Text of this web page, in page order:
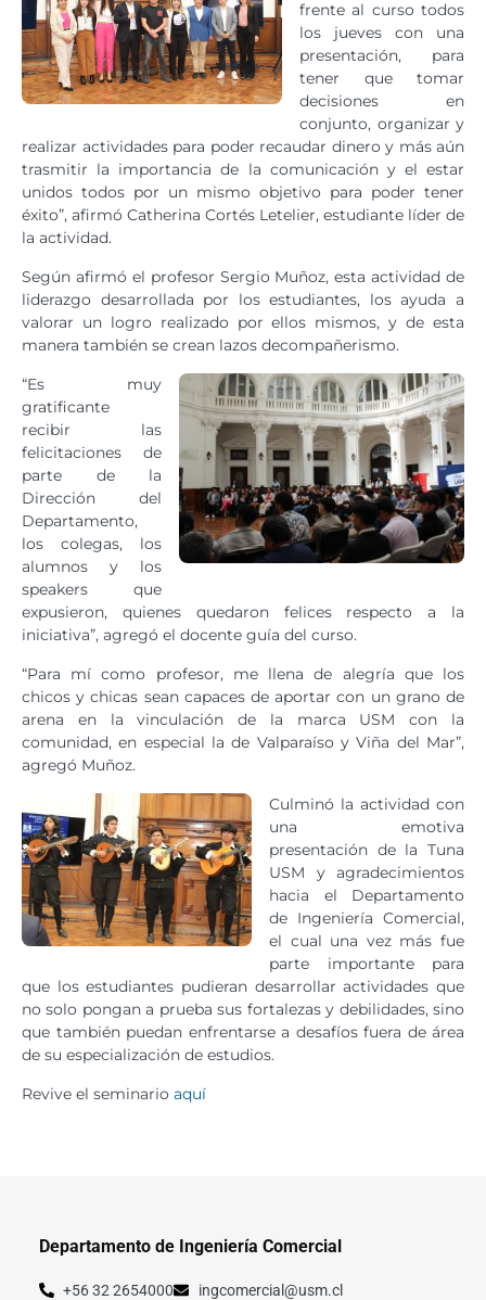
frente al curso todos
los jueves con una
presentación, para
tener que tomar
decisiones en
conjunto, organizar y
realizar actividades para poder recaudar dinero y más aún
trasmitir la importancia de la comunicación y el estar
unidos todos por un mismo objetivo para poder tener
éxito”, afirmó Catherina Cortés Letelier, estudiante líder de
la actividad.
Según afirmó el profesor Sergio Muñoz, esta actividad de
liderazgo desarrollada por los estudiantes, los ayuda a
valorar un logro realizado por ellos mismos, y de esta
manera también se crean lazos decompañerismo.
“Es muy
gratificante
recibir las
felicitaciones de
parte de la
Dirección del
Departamento,
los colegas, los
alumnos y los
speakers que
expusieron, quienes quedaron felices respecto a la
iniciativa”, agregó el docente guía del curso.
“Para mí como profesor, me llena de alegría que los
chicos y chicas sean capaces de aportar con un grano de
arena en la vinculación de la marca USM con la
comunidad, en especial la de Valparaíso y Viña del Mar”,
agregó Muñoz.
Culminó la actividad con
una emotiva
presentación de la Tuna
USM y agradecimientos
hacia el Departamento
de Ingeniería Comercial,
el cual una vez más fue
parte importante para
que los estudiantes pudieran desarrollar actividades que
no solo pongan a prueba sus fortalezas y debilidades, sino
que también puedan enfrentarse a desafíos fuera de área
de su especialización de estudios.
Revive el seminario aquí
Departamento de Ingeniería Comercial
+56 32 2654000 ingcomercial@usm.cl